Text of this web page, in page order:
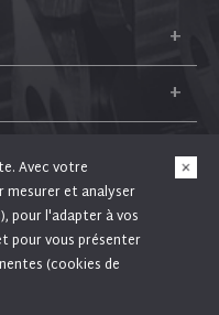
+
+
+
Avec votre
mesurer et analyser
pour l'adapter à vos
pour vous présenter
(cookies de